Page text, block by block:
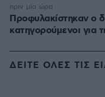
Προφυλακίστηκαν ο
κατηγορούμενοι για
πριν μία ώρα
ΔΕΙΤΕ ΟΛΕΣ ΤΙΣ